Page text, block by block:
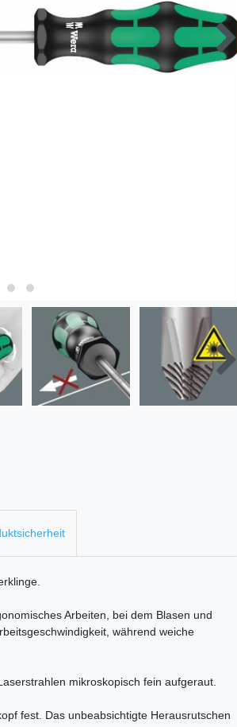
Arbeiten, bei dem Blasen und
während weiche
mikroskopisch fein aufgeraut.
fest. Das unbeabsichtigte Herausrutschen